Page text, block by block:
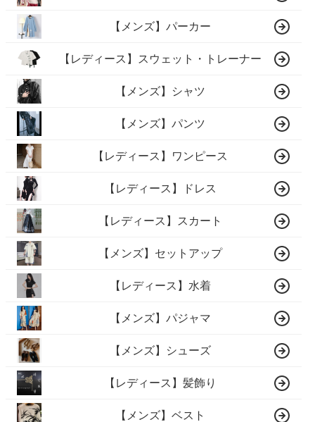
【メンズ】パーカー
【レディース】スウェット・トレーナー
【メンズ】シャツ
【メンズ】パンツ
【レディース】ワンピース
【レディース】ドレス
【レディース】スカート
【メンズ】セットアップ
【レディース】水着
【メンズ】パジャマ
【メンズ】シューズ
【レディース】髪飾り
【メンズ】ベスト